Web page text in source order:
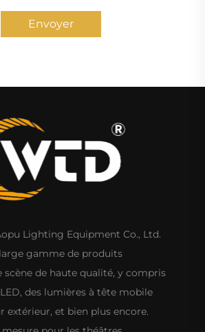
Envoyer
Lighting Equipment Co., Ltd.
gamme de produits
scène de haute qualité, y compris
des lumières à tête mobile
extérieur, et bien plus encore.